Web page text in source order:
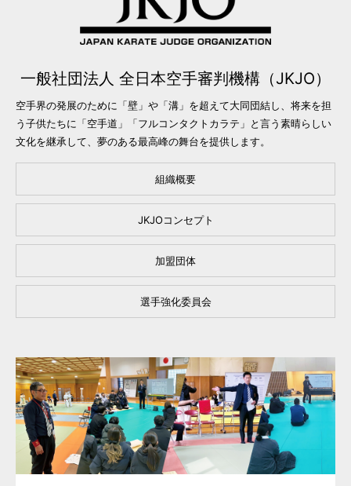
一般社団法人 全日本空手審判機構（JKJO）
空手界の発展のために「壁」や「溝」を超えて大同団結し、将来を担
う子供たちに「空手道」「フルコンタクトカラテ」と言う素晴らしい
文化を継承して、夢のある最高峰の舞台を提供します。
組織概要
JKJOコンセプト
加盟団体
選手強化委員会